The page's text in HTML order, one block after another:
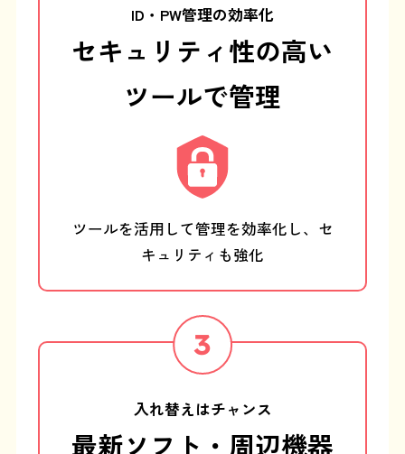
ID・PW管理の効率化
セキュリティ性の高い
ツールで管理
ツールを活用して管理を効率化し、 セ
キュリティも強化
入れ替えはチャンス
最新ソフト・周辺機器